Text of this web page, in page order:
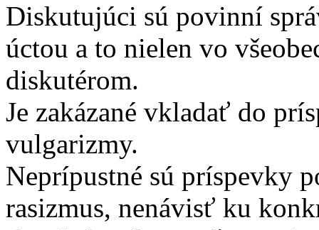
Diskutujúci sú povinní
úctou a to nielen vo
diskutérom.
Je zakázané vkladať do
vulgarizmy.
Neprípustné sú príspevky
rasizmus, nenávisť ku